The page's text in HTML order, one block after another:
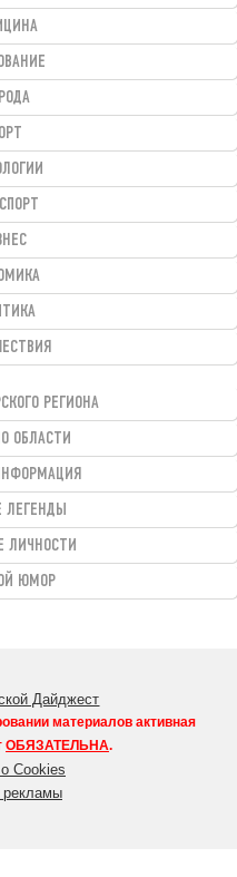
РЕГИОНА
ОБЛАСТИ
ЛЕГЕНДЫ
ЛИЧНОСТИ
ЮМОР
Дайджест
материалов активная
ОБЯЗАТЕЛЬНА.
Cookies